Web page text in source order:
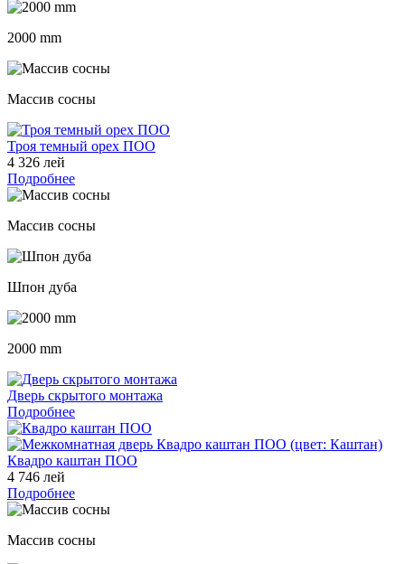
2000 mm
Массив сосны
Троя темный орех ПОО
4 326 лей
Подробнее
Массив сосны
Шпон дуба
2000 mm
Дверь скрытого монтажа
Подробнее
Квадро каштан ПОО
4 746 лей
Подробнее
Массив сосны